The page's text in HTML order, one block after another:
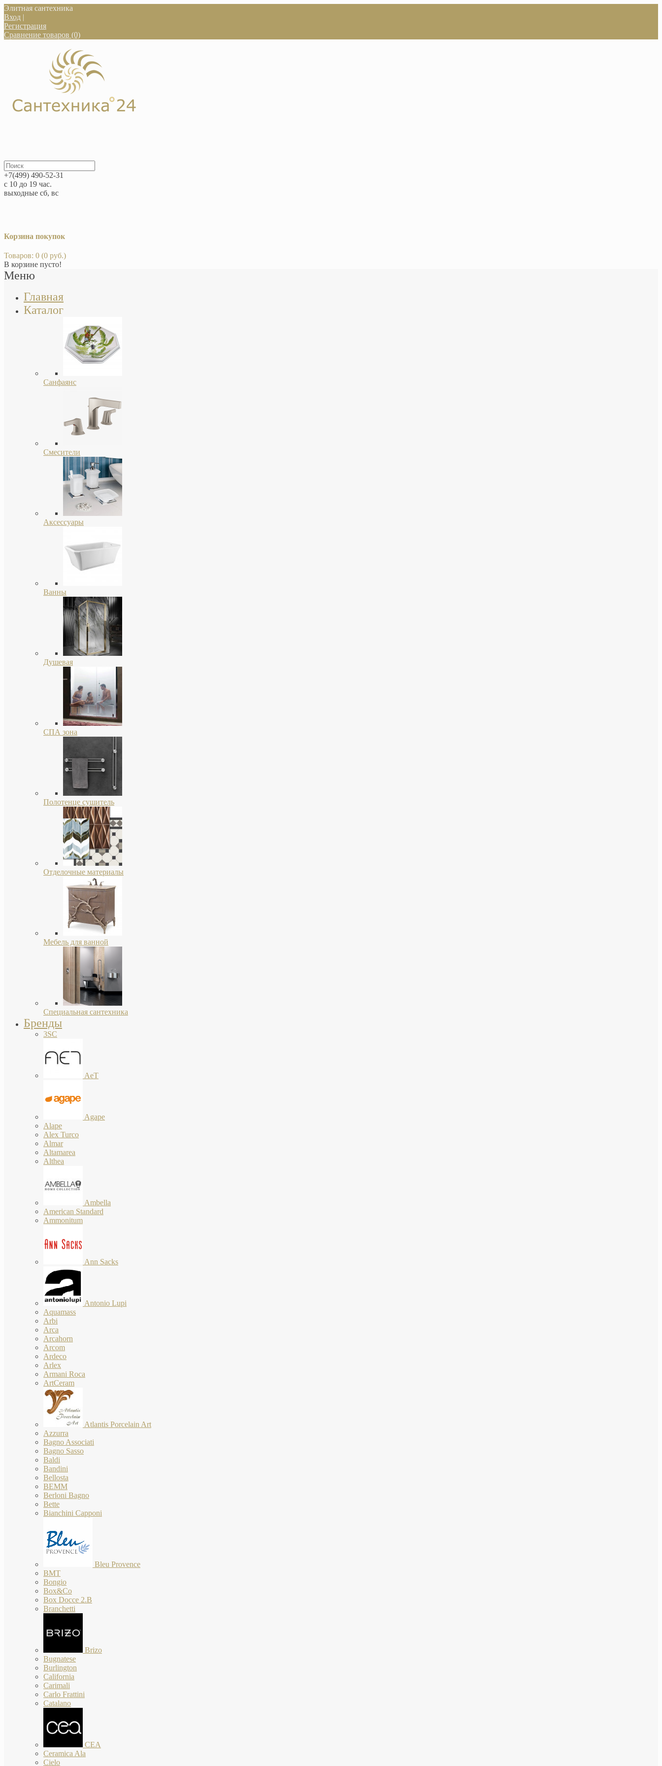
Элитная сантехника
Вход |
Регистрация
Сравнение товаров (0)
+7(499) 490-52-31
с 10 до 19 час.
выходные сб, вс
Корзина покупок
Товаров: 0 (0 руб.)
В корзине пусто!
Меню
Главная
Каталог
Санфаянс
Смесители
Аксессуары
Ванны
Душевая
СПА зона
Полотенце сушитель
Отделочные материалы
Мебель для ванной
Специальная сантехника
Бренды
3SC
AeT
Agape
Alape
Alex Turco
Almar
Altamarea
Althea
Ambella
American Standard
Ammonitum
Ann Sacks
Antonio Lupi
Aquamass
Arbi
Arca
Arcahorn
Arcom
Ardeco
Arlex
Armani Roca
ArtCeram
Atlantis Porcelain Art
Azzurra
Bagno Associati
Bagno Sasso
Baldi
Bandini
Bellosta
BEMM
Berloni Bagno
Bette
Bianchini Capponi
Bleu Provence
BMT
Bongio
Box&Co
Box Docce 2.B
Branchetti
Brizo
Bugnatese
Burlington
California
Carimali
Carlo Frattini
Catalano
CEA
Ceramica Ala
Cielo